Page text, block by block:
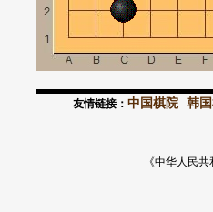
友情链接： 中国棋院 韩
《中华人民